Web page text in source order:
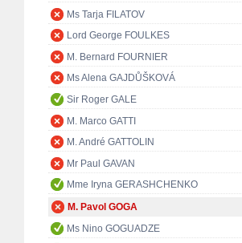
Ms Tarja FILATOV
Lord George FOULKES
M. Bernard FOURNIER
Ms Alena GAJDŮŠKOVÁ
Sir Roger GALE
M. Marco GATTI
M. André GATTOLIN
Mr Paul GAVAN
Mme Iryna GERASHCHENKO
M. Pavol GOGA
Ms Nino GOGUADZE